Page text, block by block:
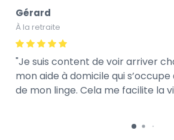
Gérard
À la retraite
Je suis content de voir arriver
mon aide à domicile qui
de mon linge. Cela me facilite la